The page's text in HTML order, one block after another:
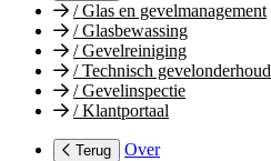
/Glas en gevelmanagement
/Glasbewassing
/Gevelreiniging
/Technisch gevelonderhoud
/Gevelinspectie
/Klantportaal
Terug
Over